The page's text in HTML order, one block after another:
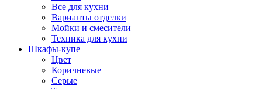
Все для кухни
Варианты отделки
Мойки и смесители
Техника для кухни
Шкафы-купе
Цвет
Коричневые
Серые